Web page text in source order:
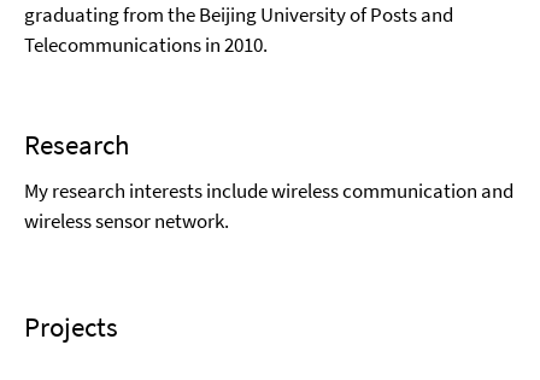
graduating from theBeijing University of Posts and
Telecommunicationsin 2010.
Research
My research interests include wireless communication and
wireless sensor network.
Projects